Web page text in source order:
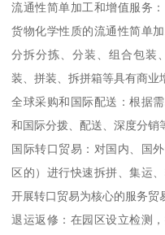
流通性简单加工和增值服务
货物化学性质的流通性简单
分拆分拣、分装、组合包装
装、拼装、拆拼箱等具有商业
全球采购和国际配送：根据
和国际分拨、配送、深度分销
国际转口贸易：对国内、国
区的）进行快速拆拼、集运
开展转口贸易为核心的服务贸
退运返修：在园区设立检测